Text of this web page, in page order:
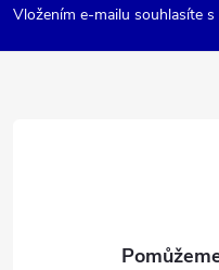
p
i
pVložením e-mailu souhlasíte s